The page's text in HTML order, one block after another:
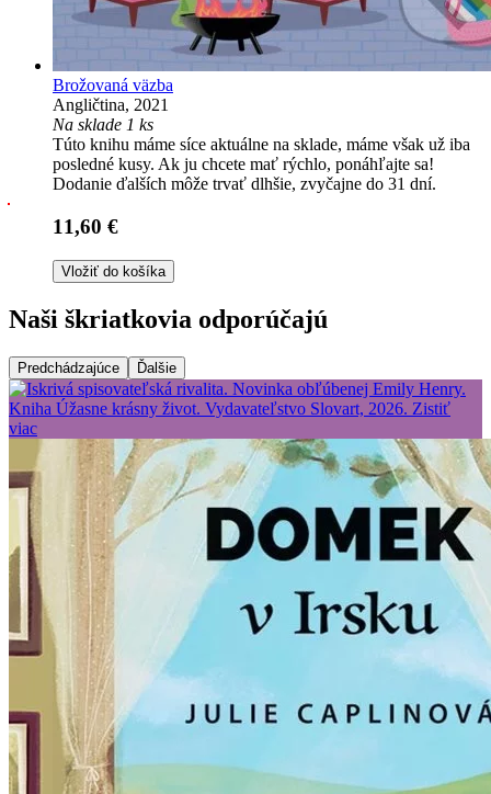
Brožovaná väzba
Angličtina, 2021
Na sklade 1 ks
Túto knihu máme síce aktuálne na sklade, máme však už iba
posledné kusy. Ak ju chcete mať rýchlo, ponáhľajte sa!
Dodanie ďalších môže trvať dlhšie, zvyčajne do 31 dní.
11,60 €
Vložiť do košíka
Naši škriatkovia odporúčajú
Predchádzajúce Ďalšie